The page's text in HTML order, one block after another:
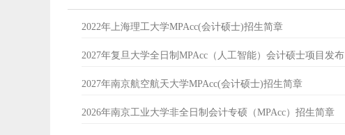
2022年上海理工大学MPAcc(会计硕士)招生简章
2027年复旦大学全日制MPAcc（人工智能）会计硕士项目发布
2027年南京航空航天大学MPAcc(会计硕士)招生简章
2026年南京工业大学非全日制会计专硕（MPAcc）招生简章